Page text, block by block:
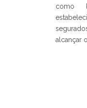
como
alcançar